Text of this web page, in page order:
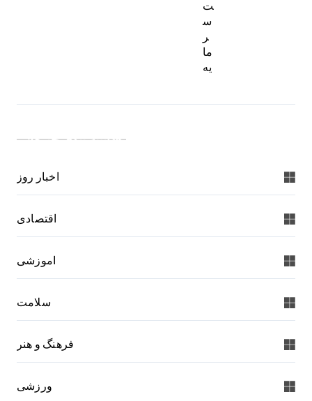
ت
س
ر
ما
یه
دسته بندی خبرها:
اخبار روز
اقتصادی
اموزشی
سلامت
فرهنگ و هنر
ورزشی